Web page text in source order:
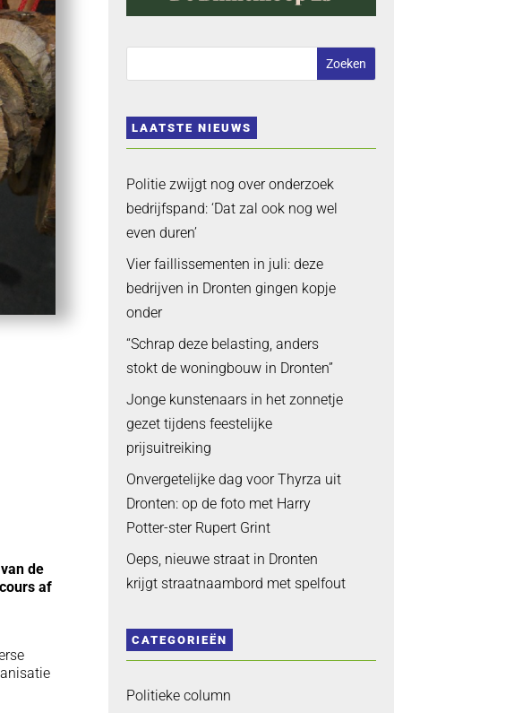
de
af
LAATSTE NIEUWS
Politie zwijgt nog over onderzoek
bedrijfspand: ‘Dat zal ook nog wel
even duren’
Vier faillissementen in juli: deze
bedrijven in Dronten gingen kopje
onder
“Schrap deze belasting, anders
stokt de woningbouw in Dronten”
Jonge kunstenaars in het zonnetje
gezet tijdens feestelijke
prijsuitreiking
Onvergetelijke dag voor Thyrza uit
Dronten: op de foto met Harry
Potter-ster Rupert Grint
Oeps, nieuwe straat in Dronten
krijgt straatnaambord met spelfout
CATEGORIEËN
Politieke column